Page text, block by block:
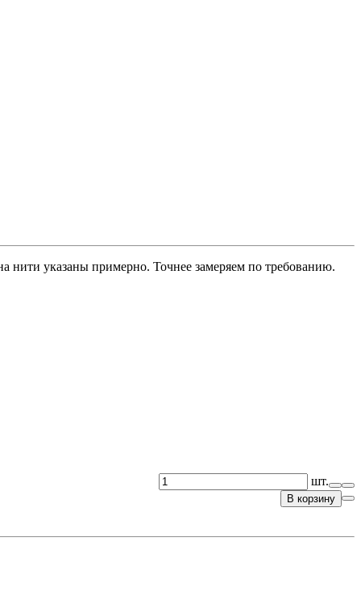
нити указаны примерно. Точнее замеряем по требованию.
шт.
В корзину